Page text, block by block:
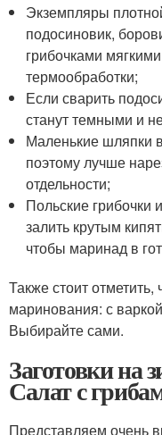
Экземпляры
подосиновик,
грибочками
термообработки;
Если сварить
станут темными и
Маленькие шляпки
поэтому лучше
отдельности;
Польские грибочки
залить крутым
чтобы маринад в
Также стоит отметить,
маринования: с
Выбирайте сами.
Заготовки на
Салат с
Представляем очень